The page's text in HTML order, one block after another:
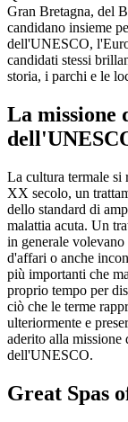
Gran Bretagna, del
candidano insieme
dell'UNESCO,
candidati stessi
storia, i parchi e le
La missione
La cultura termale si
XX secolo, un
dello standard di
malattia acuta. Un
in generale
d'affari o anche
più importanti che
proprio tempo per
ciò che le terme
ulteriormente e
aderito alla
dell'UNESCO.
Great Spas